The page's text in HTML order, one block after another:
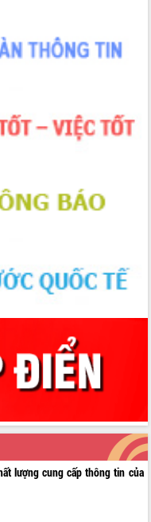
lượng cung cấp thông tin của